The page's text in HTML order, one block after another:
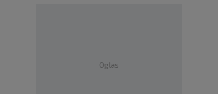
Oglas